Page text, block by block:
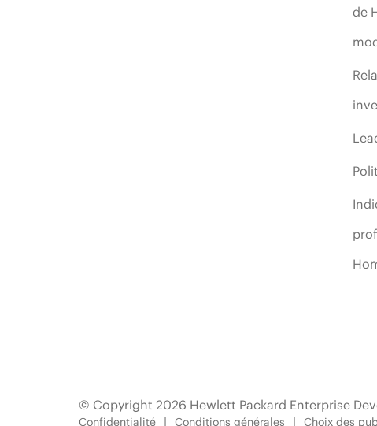
de
© Copyright 2026 Hewlett Packard Enterprise
Confidentialité Conditions générales Choix des